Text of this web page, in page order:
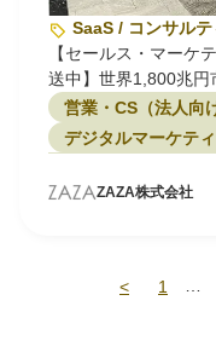
SaaS / コンサル
【セールス・マーケ
送中】世界1,800兆円
ラットフォーム「メ
募集！（東京勤務）
営業・CS（法人向
デジタルマーケテ
ZAZA株式会社
< 1